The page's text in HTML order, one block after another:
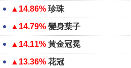
▲14.86% 珍珠
▲14.79% 變身葉子
▲14.11% 黃金冠冕
▲13.36% 花冠